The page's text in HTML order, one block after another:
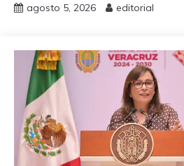
agosto 5, 2026 editorial